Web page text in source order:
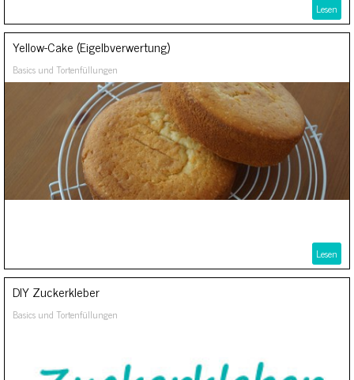
Lesen
Yellow-Cake (Eigelbverwertung)
Basics und Tortenfüllungen
Lesen
DIY Zuckerkleber
Basics und Tortenfüllungen